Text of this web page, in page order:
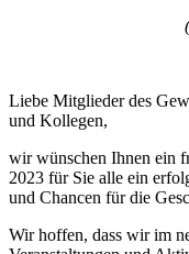
Liebe Mitglieder des
und Kollegen,
wir wünschen Ihnen ein
2023 für Sie alle ein
und Chancen für die
Wir hoffen, dass wir im